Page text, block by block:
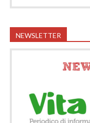
NEWSLETTER